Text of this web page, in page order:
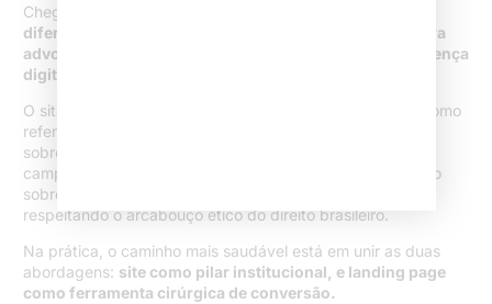
Chegando ao final desta reflexão, destaco:
diferenças entre site para advocacia e landing page para
advogados é o primeiro passo para transformar a presença
digital em um motor legítimo de crescimento.
O site institucional garante solidez para a marca, serve como
referência e transmite credibilidade para quem pesquisa
sobre o escritório. Já a landing page jurídica acelera
campanhas pontuais de captação, maximizando o retorno
sobre investimento em situações específicas, sempre
respeitando o arcabouço ético do direito brasileiro.
Na prática, o caminho mais saudável está em unir as duas
abordagens: site como pilar institucional, e landing page
como ferramenta cirúrgica de conversão.